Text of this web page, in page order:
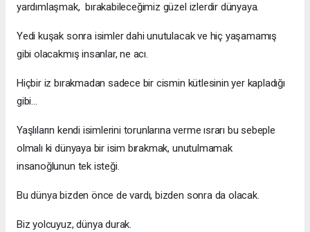
yardımlaşmak, bırakabileceğimiz güzel izlerdir dünyaya.
Yedi kuşak sonra isimler dahi unutulacak ve hiç yaşamamış
gibi olacakmış insanlar, ne acı.
Hiçbir iz bırakmadan sadece bir cismin kütlesinin yer kapladığı
gibi…
Yaşlıların kendi isimlerini torunlarına verme ısrarı bu sebeple
olmalı ki dünyaya bir isim bırakmak, unutulmamak
insanoğlunun tek isteği.
Bu dünya bizden önce de vardı, bizden sonra da olacak.
Biz yolcuyuz, dünya durak.